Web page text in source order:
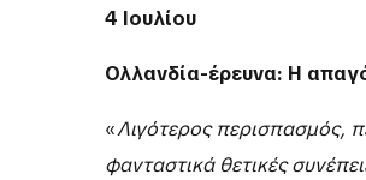
4 Ιουλίου
Ολλανδία-έρευνα: Η
«Λιγότερος περισπασμός,
φανταστικά θετικές